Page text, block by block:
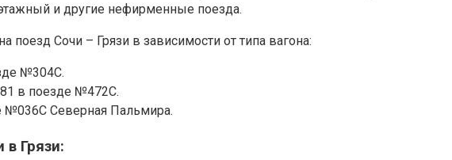
и другие нефирменные поезда.
на поезд Сочи – Грязи в зависимости от типа вагона:
№304С.
в поезде №472С.
№036С Северная Пальмира.
в Грязи: